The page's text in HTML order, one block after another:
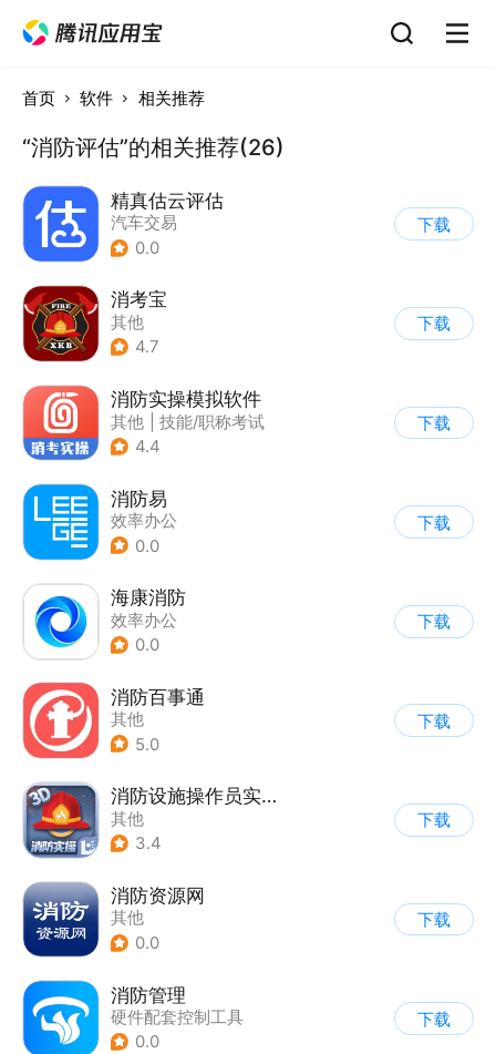
首页 软件 相关推荐
“消防评估”的相关推荐(26)
精真估云评估
汽车交易
0.0
下载
消考宝
其他
4.7
下载
消防实操模拟软件
其他
技能/职称考试
4.4
下载
消防易
效率办公
0.0
下载
海康消防
效率办公
0.0
下载
消防百事通
其他
5.0
下载
消防设施操作员实操平台
其他
3.4
下载
消防资源网
其他
0.0
下载
消防管理
硬件配套控制工具
0.0
下载